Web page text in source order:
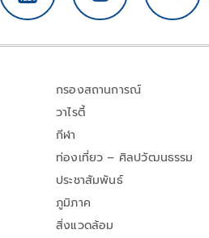
กรองสถานการณ์
วาไรตี้
กีฬา
ท่องเที่ยว – ศิลปวัฒนธรรม
ประชาสัมพันธ์
ภูมิภาค
สิ่งแวดล้อม